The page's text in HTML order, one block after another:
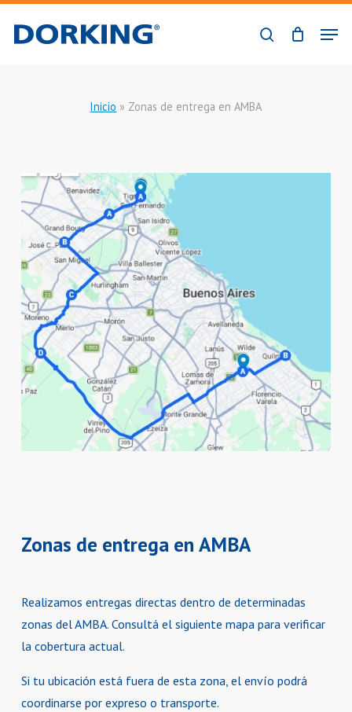
buscar
Menu
Inicio » Zonas de entrega en AMBA
Zonas de entrega en AMBA
Realizamos entregas directas dentro de determinadas
zonas del AMBA. Consultá el siguiente mapa para verificar
la cobertura actual.
Si tu ubicación está fuera de esta zona, el envío podrá
coordinarse por expreso o transporte.